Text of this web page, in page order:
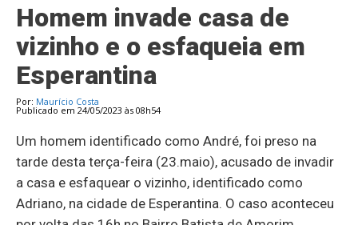
Homem invade casa de
vizinho e o esfaqueia em
Esperantina
Por: Maurício Costa
Publicado em 24/05/2023 às 08h54
Um homem identificado como André, foi preso na
tarde desta terça-feira (23.maio), acusado de invadir
a casa e esfaquear o vizinho, identificado como
Adriano, na cidade de Esperantina. O caso aconteceu